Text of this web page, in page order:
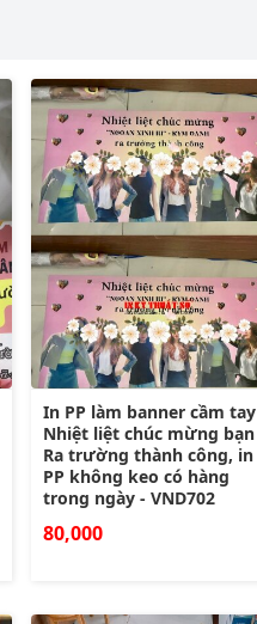
In PP làm banner cầm tay
Nhiệt liệt chúc mừng bạn
Ra trường thành công, in
PP không keo có hàng
trong ngày - VND702
80,000